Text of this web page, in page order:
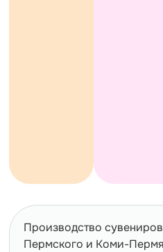
Производство
Пермского и Коми-